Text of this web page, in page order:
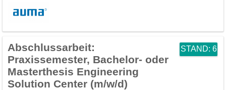
Abschlussarbeit:
Praxissemester, Bachelor- oder
Masterthesis Engineering
Solution Center (m/w/d)
STAND: 6